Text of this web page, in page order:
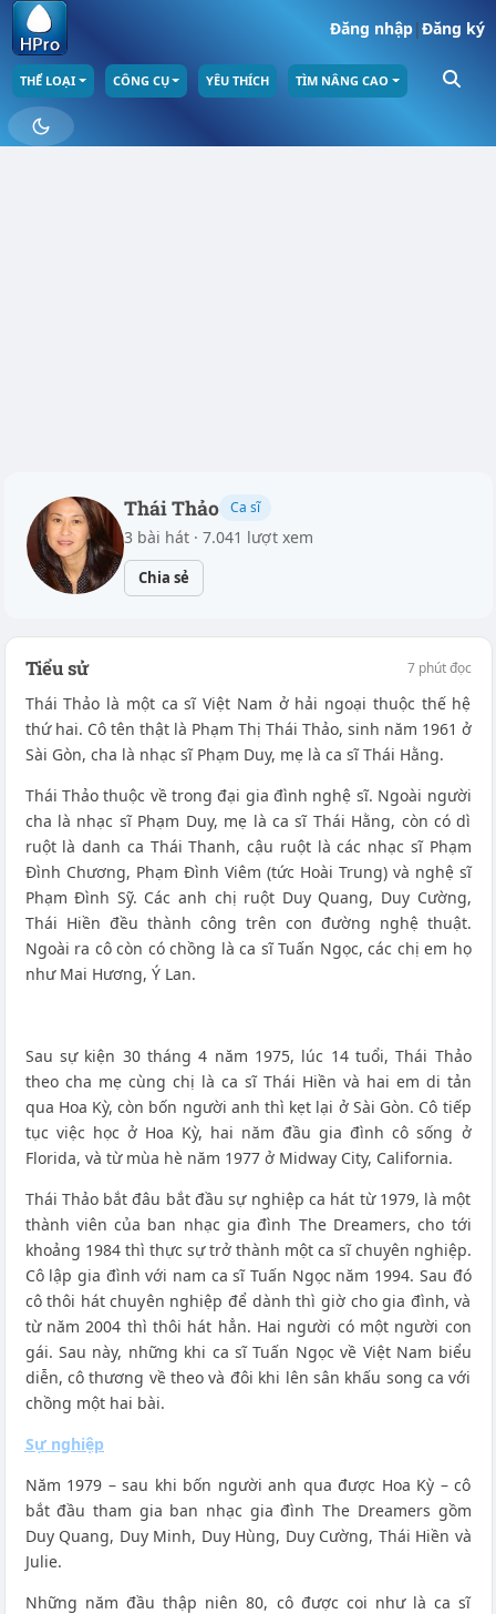
Đăng nhập|Đăng ký
THỂ LOẠI CÔNG CỤ YÊU THÍCH TÌM NÂNG CAO
Thái Thảo Ca sĩ
3 bài hát · 7.041 lượt xem
Chia sẻ
Tiểu sử 7 phút đọc
Thái Thảo là một ca sĩ Việt Nam ở hải ngoại thuộc thế hệ
thứ hai. Cô tên thật là Phạm Thị Thái Thảo, sinh năm 1961 ở
Sài Gòn, cha là nhạc sĩ Phạm Duy, mẹ là ca sĩ Thái Hằng.
Thái Thảo thuộc về trong đại gia đình nghệ sĩ. Ngoài người
cha là nhạc sĩ Phạm Duy, mẹ là ca sĩ Thái Hằng, còn có dì
ruột là danh ca Thái Thanh, cậu ruột là các nhạc sĩ Phạm
Đình Chương, Phạm Đình Viêm (tức Hoài Trung) và nghệ sĩ
Phạm Đình Sỹ. Các anh chị ruột Duy Quang, Duy Cường,
Thái Hiền đều thành công trên con đường nghệ thuật.
Ngoài ra cô còn có chồng là ca sĩ Tuấn Ngọc, các chị em họ
như Mai Hương, Ý Lan.
Sau sự kiện 30 tháng 4 năm 1975, lúc 14 tuổi, Thái Thảo
theo cha mẹ cùng chị là ca sĩ Thái Hiền và hai em di tản
qua Hoa Kỳ, còn bốn người anh thì kẹt lại ở Sài Gòn. Cô tiếp
tục việc học ở Hoa Kỳ, hai năm đầu gia đình cô sống ở
Florida, và từ mùa hè năm 1977 ở Midway City, California.
Thái Thảo bắt đâu bắt đầu sự nghiệp ca hát từ 1979, là một
thành viên của ban nhạc gia đình The Dreamers, cho tới
khoảng 1984 thì thực sự trở thành một ca sĩ chuyên nghiệp.
Cô lập gia đình với nam ca sĩ Tuấn Ngọc năm 1994. Sau đó
cô thôi hát chuyên nghiệp để dành thì giờ cho gia đình, và
từ năm 2004 thì thôi hát hẳn. Hai người có một người con
gái. Sau này, những khi ca sĩ Tuấn Ngọc về Việt Nam biểu
diễn, cô thương về theo và đôi khi lên sân khấu song ca với
chồng một hai bài.
Sự nghiệp
Năm 1979 – sau khi bốn người anh qua được Hoa Kỳ – cô
bắt đầu tham gia ban nhạc gia đình The Dreamers gồm
Duy Quang, Duy Minh, Duy Hùng, Duy Cường, Thái Hiền và
Julie.
Những năm đầu thập niên 80, cô được coi như là ca sĩ